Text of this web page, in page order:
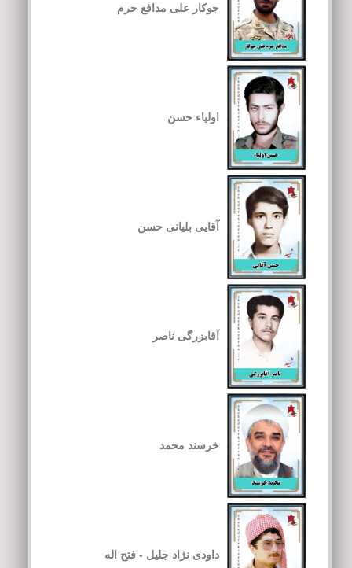
جوکار علی مدافع حرم
اولیاء حسن
آقایی بلیانی حسن
آقابزرگی ناصر
خرسند محمد
داودی نژاد جلیل - فتح اله